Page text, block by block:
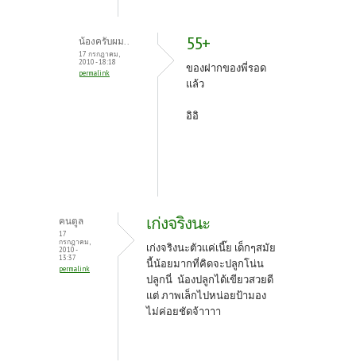
น้องครับผม..
17 กรกฎาคม,
2010 - 18:18
permalink
55+
ของฝากของพี่รอด
แล้ว
อิอิ
คนตูล
17
กรกฎาคม,
2010 -
13:37
permalink
เก่งจริงนะ
เก่งจริงนะตัวแค่เนี๊ย เด็กๆสมัย
นี้น้อยมากที่คิดจะปลูกโน่น
ปลูกนี่ น้องปลูกได้เขียวสวยดี
แต่ ภาพเล็กไปหน่อยป้ามอง
ไม่ค่อยชัดจ้าาาา